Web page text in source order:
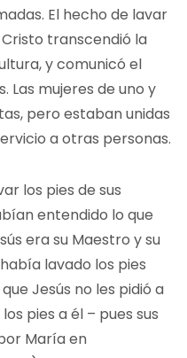
El hecho de lavar
transcendió la
y comunicó el
Las mujeres de uno y
pero estaban unidas
a otras personas.
los pies de sus
entendido lo que
era su Maestro y su
lavado los pies
Jesús no les pidió a
pies a él – pues sus
María en